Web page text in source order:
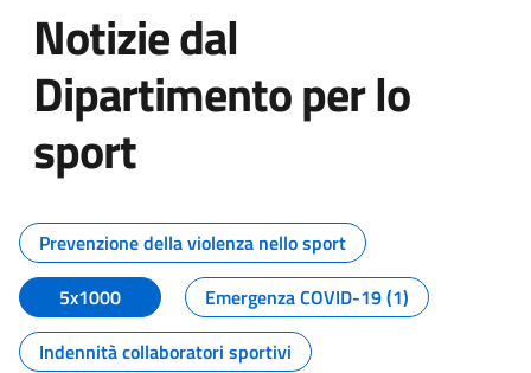
Notizie dal
Dipartimento per lo
sport
Tutti i contenuti della pagina
Prevenzione della violenza nello sport
5x1000
Emergenza COVID-19 (1)
Indennità collaboratori sportivi